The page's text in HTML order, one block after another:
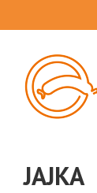
JAJKA